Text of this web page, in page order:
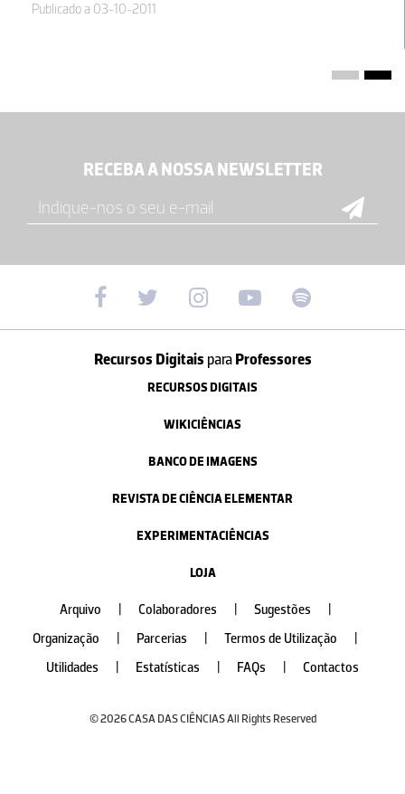
Publicado a 03-10-2011
RECEBA A NOSSA NEWSLETTER
Recursos Digitais paraProfessores
RECURSOS DIGITAIS
WIKICIÊNCIAS
BANCO DE IMAGENS
REVISTA DE CIÊNCIA ELEMENTAR
EXPERIMENTACIÊNCIAS
LOJA
Arquivo Colaboradores Sugestões
Organização
Parcerias Termos de Utilização
Utilidades
Estatísticas FAQs Contactos
© 2026 CASA DAS CIÊNCIAS All Rights Reserved